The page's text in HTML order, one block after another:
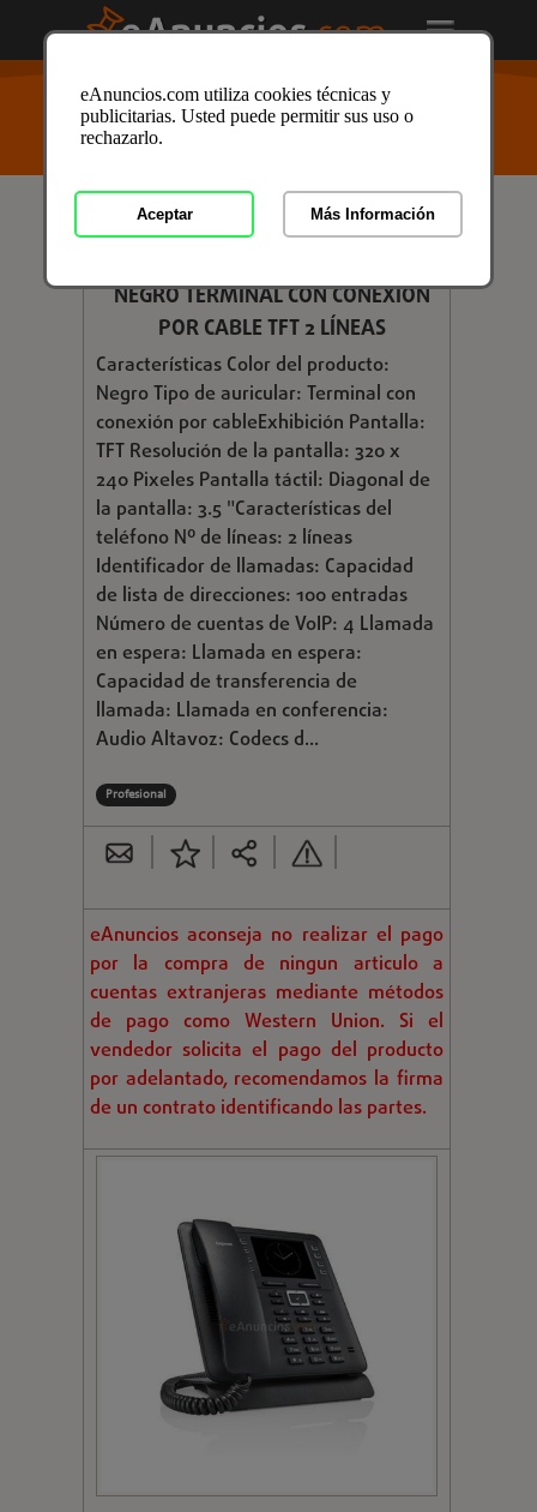
USTED ESTÁ AQUÍ>Anuncios clasificados/ Telefonía
Telefonos Inalambricos/Telefonos Inalambricos en
Toledo/ Anuncio ID: 3223912
€ 170,83
NEGRO TERMINAL CON CONEXIÓN
POR CABLE TFT 2 LÍNEAS
Características Color del producto:
Negro Tipo de auricular: Terminal con
conexión por cableExhibición Pantalla:
TFT Resolución de la pantalla: 320 x
240 Pixeles Pantalla táctil: Diagonal de
la pantalla: 3.5 "Características del
teléfono Nº de líneas: 2 líneas
Identificador de llamadas: Capacidad
de lista de direcciones: 100 entradas
Número de cuentas de VoIP: 4 Llamada
en espera: Llamada en espera:
Capacidad de transferencia de
llamada: Llamada en conferencia:
Audio Altavoz: Codecs d...
Profesional
eAnuncios aconseja no realizar el pago
por la compra de ningun articulo a
cuentas extranjeras mediante métodos
de pago como Western Union. Si el
vendedor solicita el pago del producto
por adelantado, recomendamos la firma
de un contrato identificando las partes.
eAnuncios.com utiliza cookies técnicas y
publicitarias. Usted puede permitir sus uso o
rechazarlo.
Aceptar Más Información